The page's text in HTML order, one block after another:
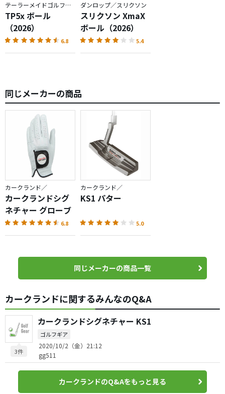
テーラーメイドゴルフ／TP5
TP5x ボール
（2026）
6.8
ダンロップ／スリクソン
スリクソン XmaX
ボール（2026）
5.4
同じメーカーの商品
カークランド／
カークランドシグ
ネチャー グローブ
6.8
カークランド／
KS1 パター
5.0
同じメーカーの商品一覧
カークランドに関するみんなのQ&A
3件
カークランドシグネチャー KS1
ゴルフギア
2020/10/2（金）21:12
gg511
カークランドのQ&Aをもっと見る